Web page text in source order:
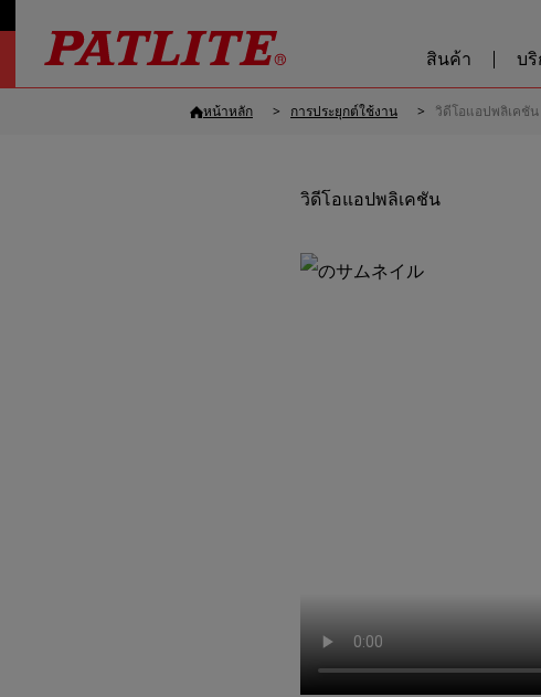
สินค้า บ
หน้าหลัก การประยุกต์ใช้งาน วิดีโอแอปพลิเคชัน
วิดีโอแอปพลิเคชัน